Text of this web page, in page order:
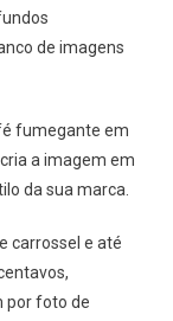
de imagens
fumegante em
a imagem em
da sua marca.
carrossel e até
por foto de